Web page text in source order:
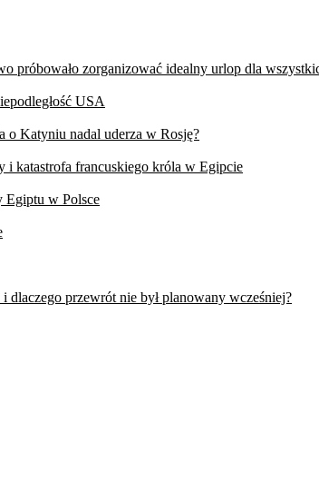
próbowało zorganizować idealny urlop dla
USA
o Katyniu nadal uderza w Rosję?
i katastrofa francuskiego króla w Egipcie
Egiptu w Polsce
dlaczego przewrót nie był planowany wcześniej?